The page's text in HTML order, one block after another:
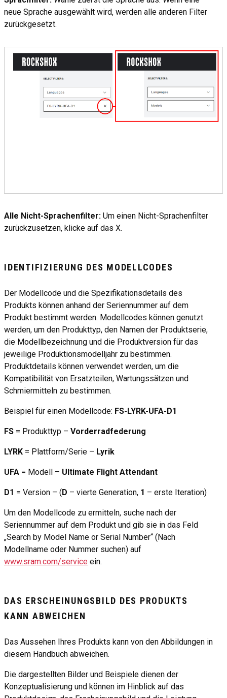
neue Sprache ausgewählt wird, werden alle anderen Filter
zurückgesetzt.
Alle Nicht-Sprachenfilter: Um einen Nicht-Sprachenfilter
zurückzusetzen, klicke auf das X.
IDENTIFIZIERUNG DES MODELLCODES
Der Modellcode und die Spezifikationsdetails des
Produkts können anhand der Seriennummer auf dem
Produkt bestimmt werden. Modellcodes können genutzt
werden, um den Produkttyp, den Namen der Produktserie,
die Modellbezeichnung und die Produktversion für das
jeweilige Produktionsmodelljahr zu bestimmen.
Produktdetails können verwendet werden, um die
Kompatibilität von Ersatzteilen, Wartungssätzen und
Schmiermitteln zu bestimmen.
Beispiel für einen Modellcode: FS-LYRK-UFA-D1
FS = Produkttyp – Vorderradfederung
LYRK = Plattform/Serie – Lyrik
UFA = Modell – Ultimate Flight Attendant
D1 = Version – (D – vierte Generation, 1 – erste Iteration)
Um den Modellcode zu ermitteln, suche nach der
Seriennummer auf dem Produkt und gib sie in das Feld
„Search by Model Name or Serial Number“ (Nach
Modellname oder Nummer suchen) auf
www.sram.com/service ein.
DAS ERSCHEINUNGSBILD DES PRODUKTS
KANN ABWEICHEN
Das Aussehen Ihres Produkts kann von den Abbildungen in
diesem Handbuch abweichen.
Die dargestellten Bilder und Beispiele dienen der
Konzeptualisierung und können im Hinblick auf das